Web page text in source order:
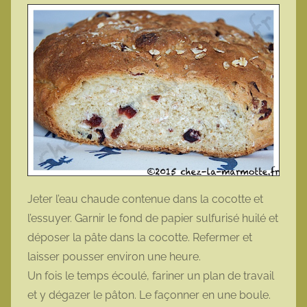
Jeter l’eau chaude contenue dans la cocotte et
l’essuyer. Garnir le fond de papier sulfurisé huilé et
déposer la pâte dans la cocotte. Refermer et
laisser pousser environ une heure.
Un fois le temps écoulé, fariner un plan de travail
et y dégazer le pâton. Le façonner en une boule.